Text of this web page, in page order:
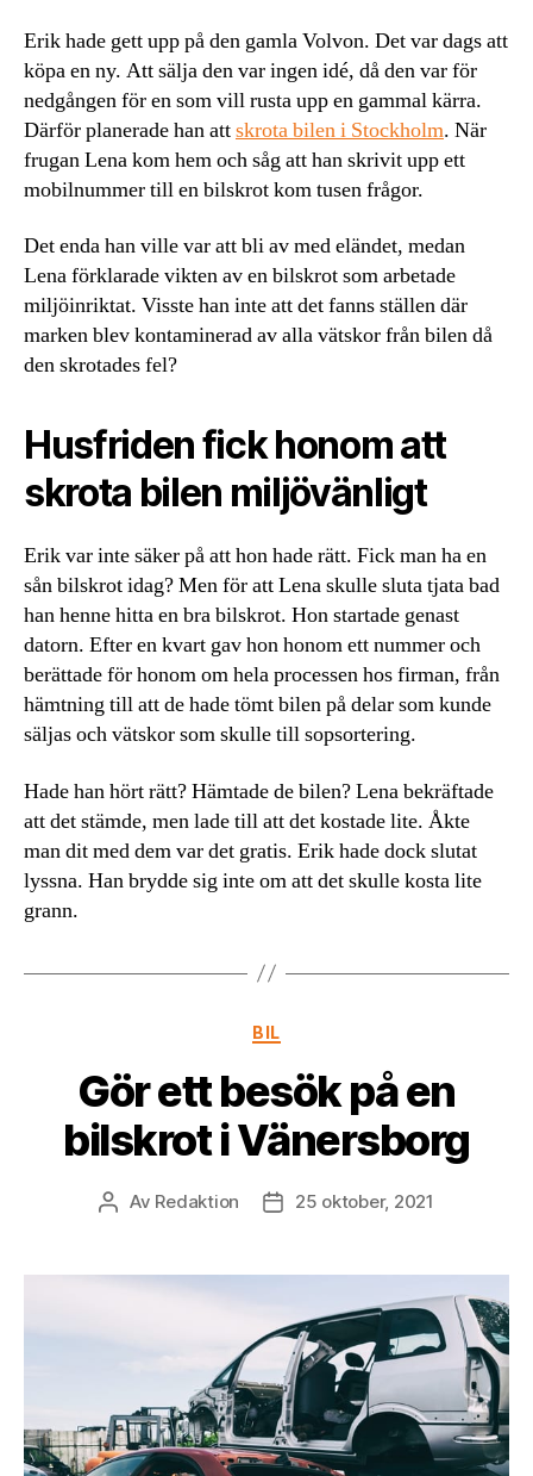
Erik hade gett upp på den gamla Volvon. Det var dags att
köpa en ny. Att sälja den var ingen idé, då den var för
nedgången för en som vill rusta upp en gammal kärra.
Därför planerade han attskrota bilen i Stockholm. När
frugan Lena kom hem och såg att han skrivit upp ett
mobilnummer till en bilskrot kom tusen frågor.
Det enda han ville var att bli av med eländet, medan
Lena förklarade vikten av en bilskrot som arbetade
miljöinriktat. Visste han inte att det fanns ställen där
marken blev kontaminerad av alla vätskor från bilen då
den skrotades fel?
Husfriden fick honom att
skrota bilen miljövänligt
Erik var inte säker på att hon hade rätt. Fick man ha en
sån bilskrot idag? Men för att Lena skulle sluta tjata bad
han henne hitta en bra bilskrot. Hon startade genast
datorn. Efter en kvart gav hon honom ett nummer och
berättade för honom om hela processen hos firman, från
hämtning till att de hade tömt bilen på delar som kunde
säljas och vätskor som skulle till sopsortering.
Hade han hört rätt? Hämtade de bilen? Lena bekräftade
att det stämde, men lade till att det kostade lite. Åkte
man dit med dem var det gratis. Erik hade dock slutat
lyssna. Han brydde sig inte om att det skulle kosta lite
grann.
Kategorier
BIL
Gör ett besök på en
bilskrot i Vänersborg
Inläggsförfattare
Av Redaktion Inläggsdatum
25 oktober, 2021